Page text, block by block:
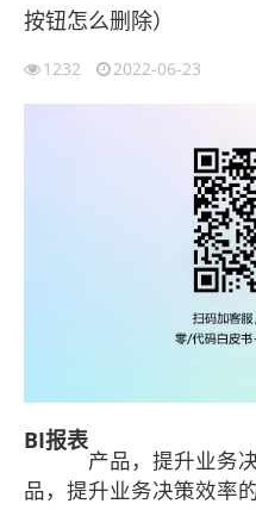
按钮怎么删除）
1232 2022-06-23
BI报表
产品，提升业务
品，提升业务决策效率